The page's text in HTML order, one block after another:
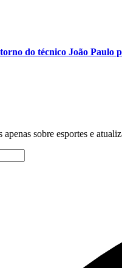
do técnico João Paulo
sobre esportes e